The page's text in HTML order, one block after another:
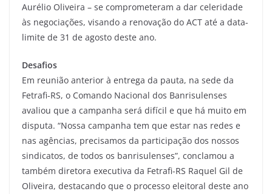
Aurélio Oliveira – se comprometeram a dar celeridade
às negociações, visando a renovação do ACT até a data-
limite de 31 de agosto deste ano.
Desafios
Em reunião anterior à entrega da pauta, na sede da
Fetrafi-RS, o Comando Nacional dos Banrisulenses
avaliou que a campanha será difícil e que há muito em
disputa. “Nossa campanha tem que estar nas redes e
nas agências, precisamos da participação dos nossos
sindicatos, de todos os banrisulenses”, conclamou a
também diretora executiva da Fetrafi-RS Raquel Gil de
Oliveira, destacando que o processo eleitoral deste ano